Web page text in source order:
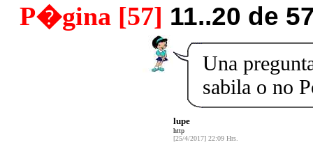
P�gina [57] 11..20 de
Una
sabila o no
lupe
http
[25/4/2017] 22:09 Hrs.